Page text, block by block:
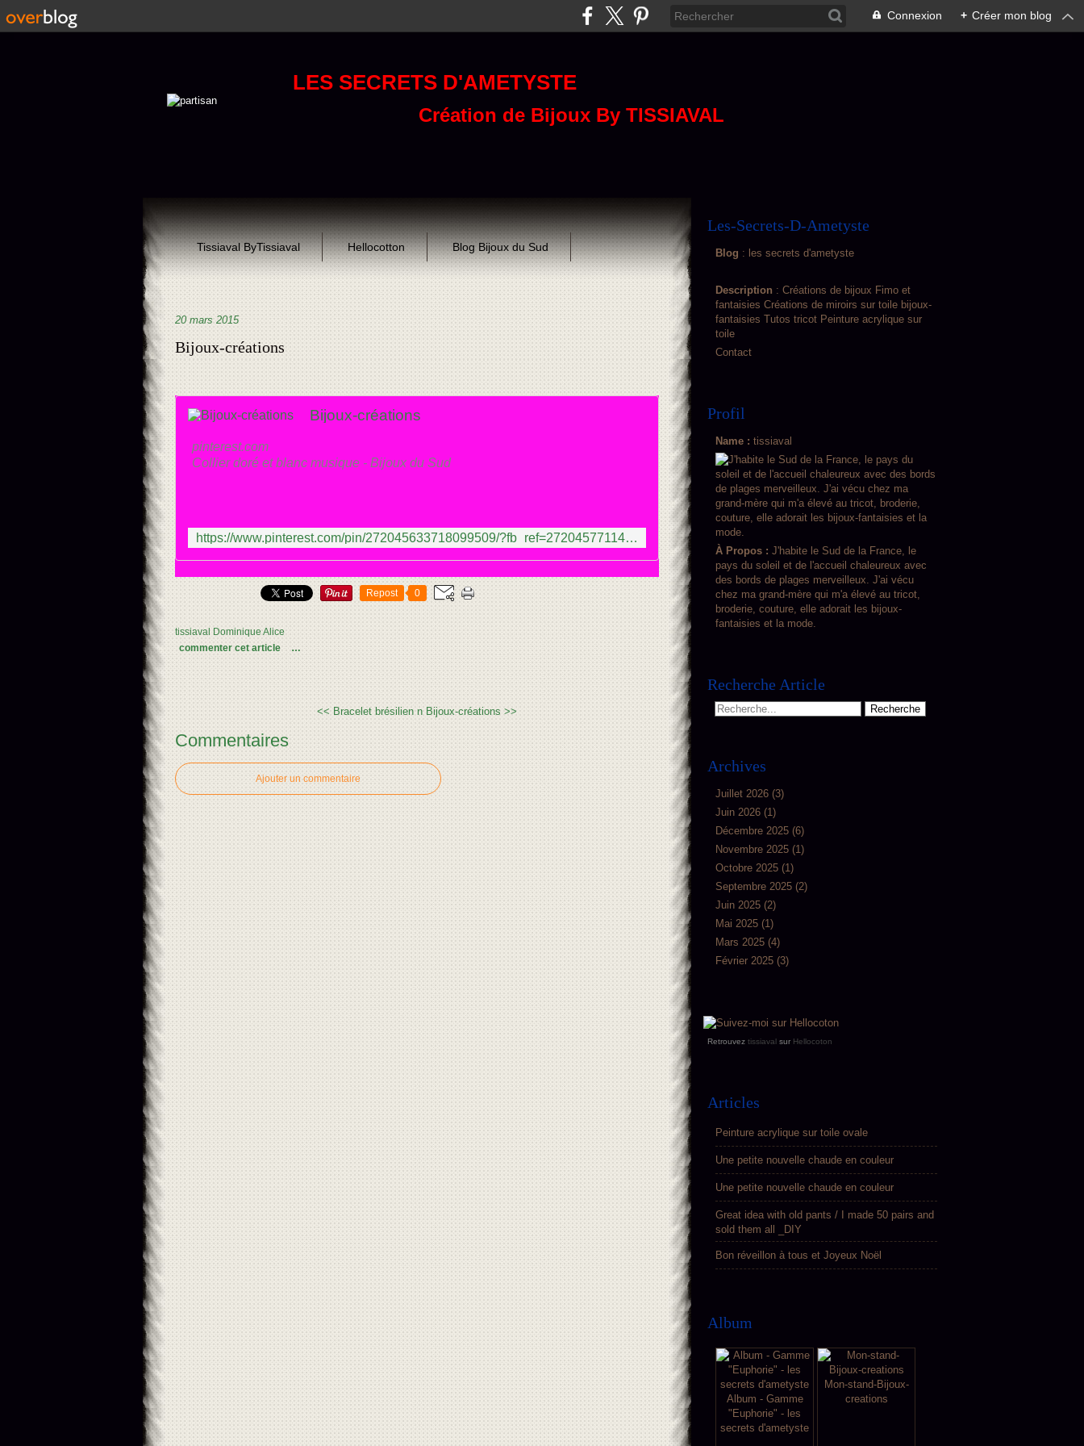
Connexion + Créer mon blog
LES SECRETS D'AMETYSTE
Création de Bijoux By TISSIAVAL
Tissiaval ByTissiaval Hellocotton Blog Bijoux du Sud
20 mars 2015
Bijoux-créations
Bijoux-créations
pinterest.com
Collier doré et blanc musique - Bijoux du Sud
https://www.pinterest.com/pin/272045633718099509/?fb_ref=272045771149282598%3Ac4a1855caba0a36f957fa58
Repost 0
tissiaval Dominique Alice
commenter cet article
…
<< Bracelet brésilien n Bijoux-créations >>
Commentaires
Ajouter un commentaire
Les-Secrets-D-Ametyste
Blog : les secrets d'ametyste
Description : Créations de bijoux Fimo et
fantaisies Créations de miroirs sur toile bijoux-
fantaisies Tutos tricot Peinture acrylique sur
toile
Contact
Profil
Name : tissiaval
À Propos : J'habite le Sud de la France, le
pays du soleil et de l'accueil chaleureux avec
des bords de plages merveilleux. J'ai vécu
chez ma grand-mère qui m'a élevé au tricot,
broderie, couture, elle adorait les bijoux-
fantaisies et la mode.
Recherche Article
Archives
Juillet 2026 (3)
Juin 2026 (1)
Décembre 2025 (6)
Novembre 2025 (1)
Octobre 2025 (1)
Septembre 2025 (2)
Juin 2025 (2)
Mai 2025 (1)
Mars 2025 (4)
Février 2025 (3)
Retrouvez tissiaval sur Hellocoton
Articles
Peinture acrylique sur toile ovale
Une petite nouvelle chaude en couleur
Une petite nouvelle chaude en couleur
Great idea with old pants / I made 50 pairs and
sold them all _DIY
Bon réveillon à tous et Joyeux Noël
Album
Album - Gamme
"Euphorie" - les
secrets d'ametyste
Mon-stand-Bijoux-
creations